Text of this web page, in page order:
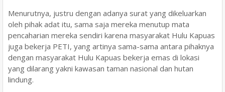
Menurutnya, justru dengan adanya surat yang dikeluarkan
oleh pihak adat itu, sama saja mereka menutup mata
pencaharian mereka sendiri karena masyarakat Hulu Kapuas
juga bekerja PETI, yang artinya sama-sama antara pihaknya
dengan masyarakat Hulu Kapuas bekerja emas di lokasi
yang dilarang yakni kawasan taman nasional dan hutan
lindung.